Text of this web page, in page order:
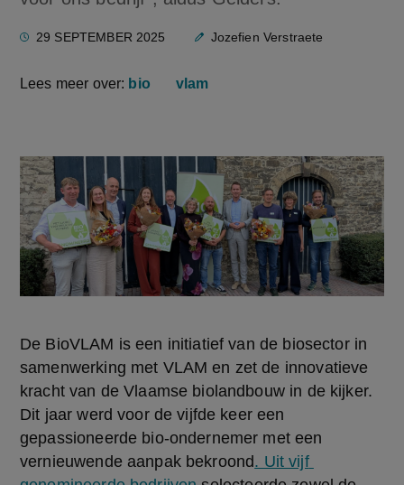
29 SEPTEMBER 2025 Jozefien Verstraete
Lees meer over: bio vlam
De BioVLAM is een initiatief van de biosector in
samenwerking met VLAM en zet de innovatieve
kracht van de Vlaamse biolandbouw in de kijker.
Dit jaar werd voor de vijfde keer een
gepassioneerde bio-ondernemer met een
vernieuwende aanpak bekroond. Uit vijf